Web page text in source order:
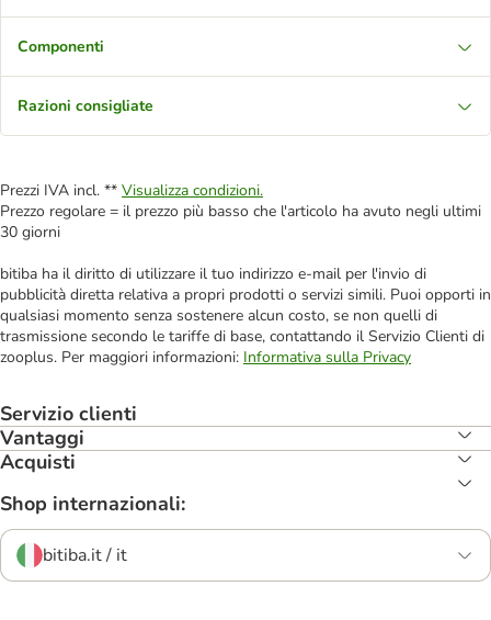
Componenti
Razioni consigliate
Prezzi IVA incl. ** Visualizza condizioni.
Prezzo regolare = il prezzo più basso che l'articolo ha avuto negli ultimi
30 giorni
bitiba ha il diritto di utilizzare il tuo indirizzo e-mail per l'invio di
pubblicità diretta relativa a propri prodotti o servizi simili. Puoi opporti in
qualsiasi momento senza sostenere alcun costo, se non quelli di
trasmissione secondo le tariffe di base, contattando il Servizio Clienti di
zooplus. Per maggiori informazioni: Informativa sulla Privacy
Servizio clienti
Vantaggi
Acquisti
Shop internazionali:
bitiba.it / it